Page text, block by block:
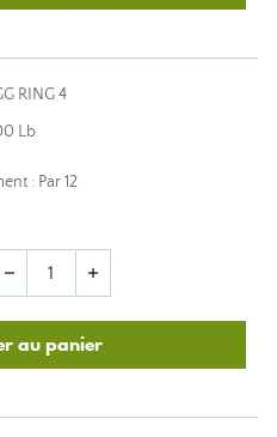
RING 4
Lb
: Par 12
remove add
au panier